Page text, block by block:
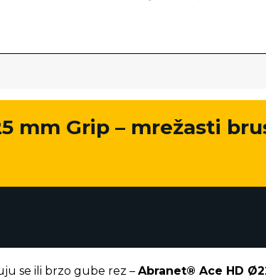
mm Grip – mrežasti
se ili brzo gube rez – Abranet® Ace HD